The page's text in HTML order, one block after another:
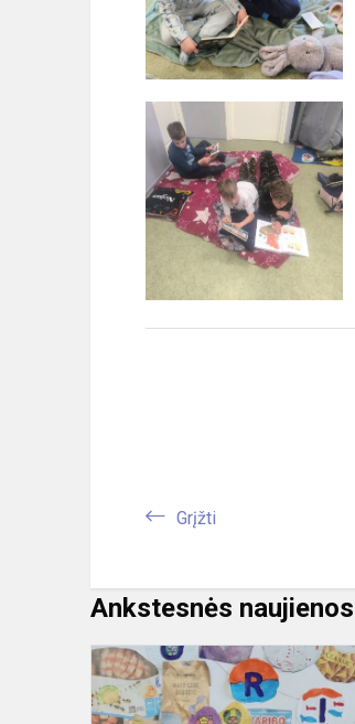
Grįžti
Ankstesnės naujienos